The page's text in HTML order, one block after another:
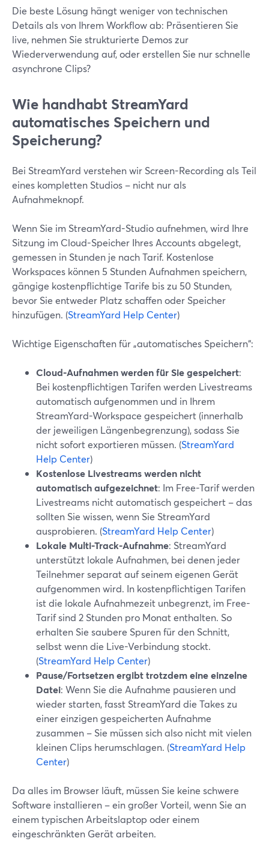
Die beste Lösung hängt weniger von technischen
Details als von Ihrem Workflow ab: Präsentieren Sie
live, nehmen Sie strukturierte Demos zur
Wiederverwendung auf, oder erstellen Sie nur schnelle
asynchrone Clips?
Wie handhabt StreamYard
automatisches Speichern und
Speicherung?
Bei StreamYard verstehen wir Screen-Recording als Teil
eines kompletten Studios – nicht nur als
Aufnahmeknopf.
Wenn Sie im StreamYard-Studio aufnehmen, wird Ihre
Sitzung im Cloud-Speicher Ihres Accounts abgelegt,
gemessen in Stunden je nach Tarif. Kostenlose
Workspaces können 5 Stunden Aufnahmen speichern,
gängige kostenpflichtige Tarife bis zu 50 Stunden,
bevor Sie entweder Platz schaffen oder Speicher
hinzufügen. (StreamYard Help Center)
Wichtige Eigenschaften für „automatisches Speichern“:
Cloud-Aufnahmen werden für Sie gespeichert:
Bei kostenpflichtigen Tarifen werden Livestreams
automatisch aufgenommen und in Ihrem
StreamYard-Workspace gespeichert (innerhalb
der jeweiligen Längenbegrenzung), sodass Sie
nicht sofort exportieren müssen. (StreamYard
Help Center)
Kostenlose Livestreams werden nicht
automatisch aufgezeichnet: Im Free-Tarif werden
Livestreams nicht automatisch gespeichert – das
sollten Sie wissen, wenn Sie StreamYard
ausprobieren. (StreamYard Help Center)
Lokale Multi-Track-Aufnahme: StreamYard
unterstützt lokale Aufnahmen, bei denen jeder
Teilnehmer separat auf seinem eigenen Gerät
aufgenommen wird. In kostenpflichtigen Tarifen
ist die lokale Aufnahmezeit unbegrenzt, im Free-
Tarif sind 2 Stunden pro Monat enthalten. So
erhalten Sie saubere Spuren für den Schnitt,
selbst wenn die Live-Verbindung stockt.
(StreamYard Help Center)
Pause/Fortsetzen ergibt trotzdem eine einzelne
Datei: Wenn Sie die Aufnahme pausieren und
wieder starten, fasst StreamYard die Takes zu
einer einzigen gespeicherten Aufnahme
zusammen – Sie müssen sich also nicht mit vielen
kleinen Clips herumschlagen. (StreamYard Help
Center)
Da alles im Browser läuft, müssen Sie keine schwere
Software installieren – ein großer Vorteil, wenn Sie an
einem typischen Arbeitslaptop oder einem
eingeschränkten Gerät arbeiten.